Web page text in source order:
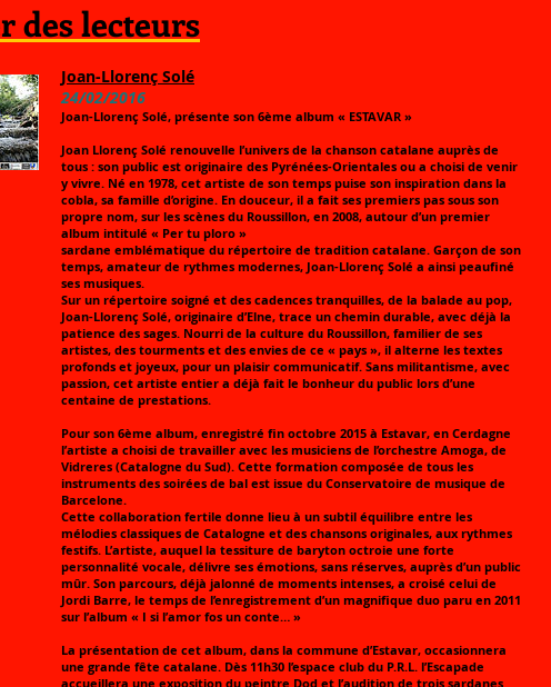
des lecteurs
Joan-Llorenç Solé
24/02/2016
Joan-Llorenç Solé, présente son 6ème album « ESTAVAR »
Joan Llorenç Solé renouvelle l’univers de la chanson catalane auprès de
tous : son public est originaire des Pyrénées-Orientales ou a choisi de venir
y vivre. Né en 1978, cet artiste de son temps puise son inspiration dans la
cobla, sa famille d’origine. En douceur, il a fait ses premiers pas sous son
propre nom, sur les scènes du Roussillon, en 2008, autour d’un premier
album intitulé « Per tu ploro »
sardane emblématique du répertoire de tradition catalane. Garçon de son
temps, amateur de rythmes modernes, Joan-Llorenç Solé a ainsi peaufiné
ses musiques.
Sur un répertoire soigné et des cadences tranquilles, de la balade au pop,
Joan-Llorenç Solé, originaire d’Elne, trace un chemin durable, avec déjà la
patience des sages. Nourri de la culture du Roussillon, familier de ses
artistes, des tourments et des envies de ce « pays », il alterne les textes
profonds et joyeux, pour un plaisir communicatif. Sans militantisme, avec
passion, cet artiste entier a déjà fait le bonheur du public lors d’une
centaine de prestations.
Pour son 6ème album, enregistré fin octobre 2015 à Estavar, en Cerdagne
l’artiste a choisi de travailler avec les musiciens de l’orchestre Amoga, de
Vidreres (Catalogne du Sud). Cette formation composée de tous les
instruments des soirées de bal est issue du Conservatoire de musique de
Barcelone.
Cette collaboration fertile donne lieu à un subtil équilibre entre les
mélodies classiques de Catalogne et des chansons originales, aux rythmes
festifs. L’artiste, auquel la tessiture de baryton octroie une forte
personnalité vocale, délivre ses émotions, sans réserves, auprès d’un public
mûr. Son parcours, déjà jalonné de moments intenses, a croisé celui de
Jordi Barre, le temps de l’enregistrement d’un magnifique duo paru en 2011
sur l’album « I si l’amor fos un conte… »
La présentation de cet album, dans la commune d’Estavar, occasionnera
une grande fête catalane. Dès 11h30 l’espace club du P.R.L. l’Escapade
accueillera une exposition du peintre Dod et l’audition de trois sardanes